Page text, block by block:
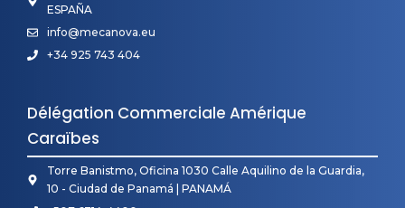
ESPAÑA
info@mecanova.eu
+34 925 743 404
Délégation Commerciale Amérique
Caraïbes
Torre Banistmo, Oficina 1030 Calle Aquilino de la Guardia,
10 - Ciudad de Panamá | PANAMÁ